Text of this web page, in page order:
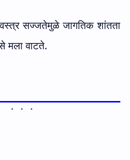
सज्जतेमुळे जागतिक शांतता
मला वाटते.